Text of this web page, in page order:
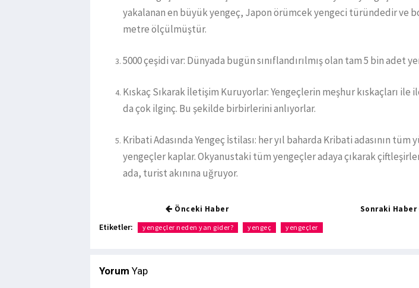
yakalanan en büyük yengeç, Japon örümcek yengeci türündedir ve
metre ölçülmüştür.
5000 çeşidi var: Dünyada bugün sınıflandırılmış olan tam 5 bin adet
Kıskaç Sıkarak İletişim Kuruyorlar: Yengeçlerin meşhur kıskaçları ile
da çok ilginç. Bu şekilde birbirlerini anlıyorlar.
Kribati Adasında Yengeç İstilası: her yıl baharda Kribati adasının tüm
yengeçler kaplar. Okyanustaki tüm yengeçler adaya çıkarak
ada, turist akınına uğruyor.
Önceki Haber Sonraki Haber
Etiketler: yengeçler neden yan gider? yengeç yengeçler
Yorum Yap